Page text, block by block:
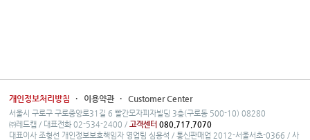
개인정보처리방침 · 이용약관 · Customer Center
서울시 구로구 구로중앙로31길 6 빨간모자피자빌딩 3층(구로동 500-10) 08280
㈜레드캡 / 대표전화 02-534-2400 /고객센터 080.717.7070
대표이사 조형선 개인정보보호책임자 영업팀 심용석 / 통신판매업 2012-서울서초-0366 / 사